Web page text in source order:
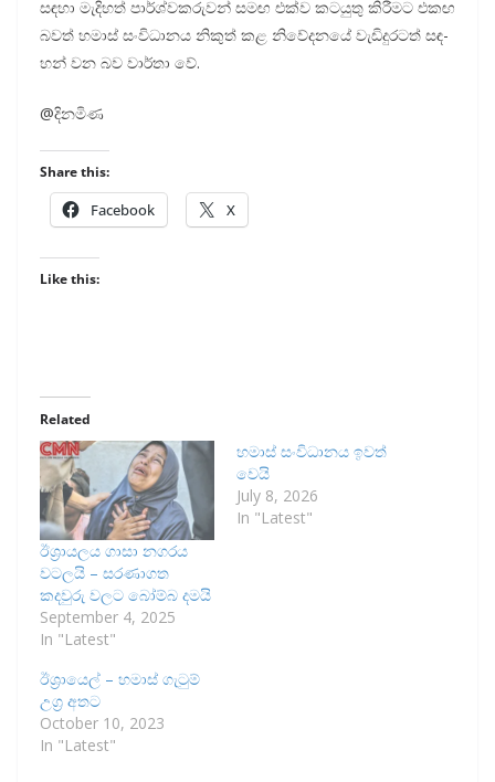
සඳහා මැදි­හත් පාර්ශ්ව­ක­රු­වන් සමඟ එක්ව කට­යුතු කිරී­මට එකඟ
බවත් හමාස් සංවි­ධා­නය නිකුත් කළ නිවේ­ද­නයේ වැඩි­දු­ර­ටත් සඳ­
හන් වන බව වාර්තා වේ.
@දිනමිණ
Share this:
Facebook X
Like this:
Related
ඊශ්‍රායලය ගාසා නගරය
වටලයි – සරණාගත
කදවුරු වලට බෝම්බ දමයි
September 4, 2025
In "Latest"
හමාස් සංවිධානය ඉවත්
වෙයි
July 8, 2026
In "Latest"
ඊශ්‍රායෙල් – හමාස් ගැටුම්
උග්‍ර අතට
October 10, 2023
In "Latest"